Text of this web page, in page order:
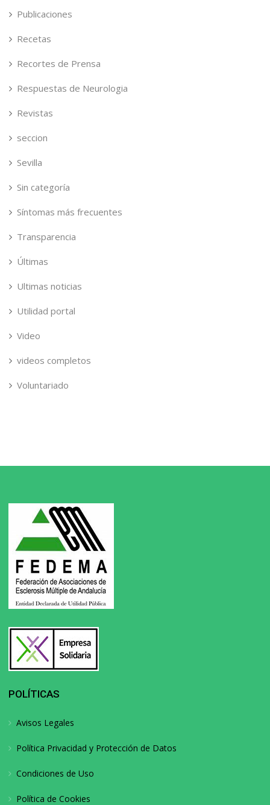
Publicaciones
Recetas
Recortes de Prensa
Respuestas de Neurologia
Revistas
seccion
Sevilla
Sin categoría
Síntomas más frecuentes
Transparencia
Últimas
Ultimas noticias
Utilidad portal
Video
videos completos
Voluntariado
POLÍTICAS
Avisos Legales
Política Privacidad y Protección de Datos
Condiciones de Uso
Política de Cookies